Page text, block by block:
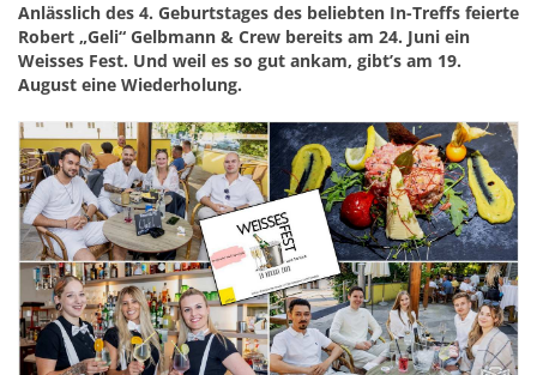
Anlässlich des 4. Geburtstages des beliebten In-Treffs feierte
Robert „Geli“ Gelbmann & Crew bereits am 24. Juni ein
Weisses Fest. Und weil es so gut ankam, gibt’s am 19.
August eine Wiederholung.